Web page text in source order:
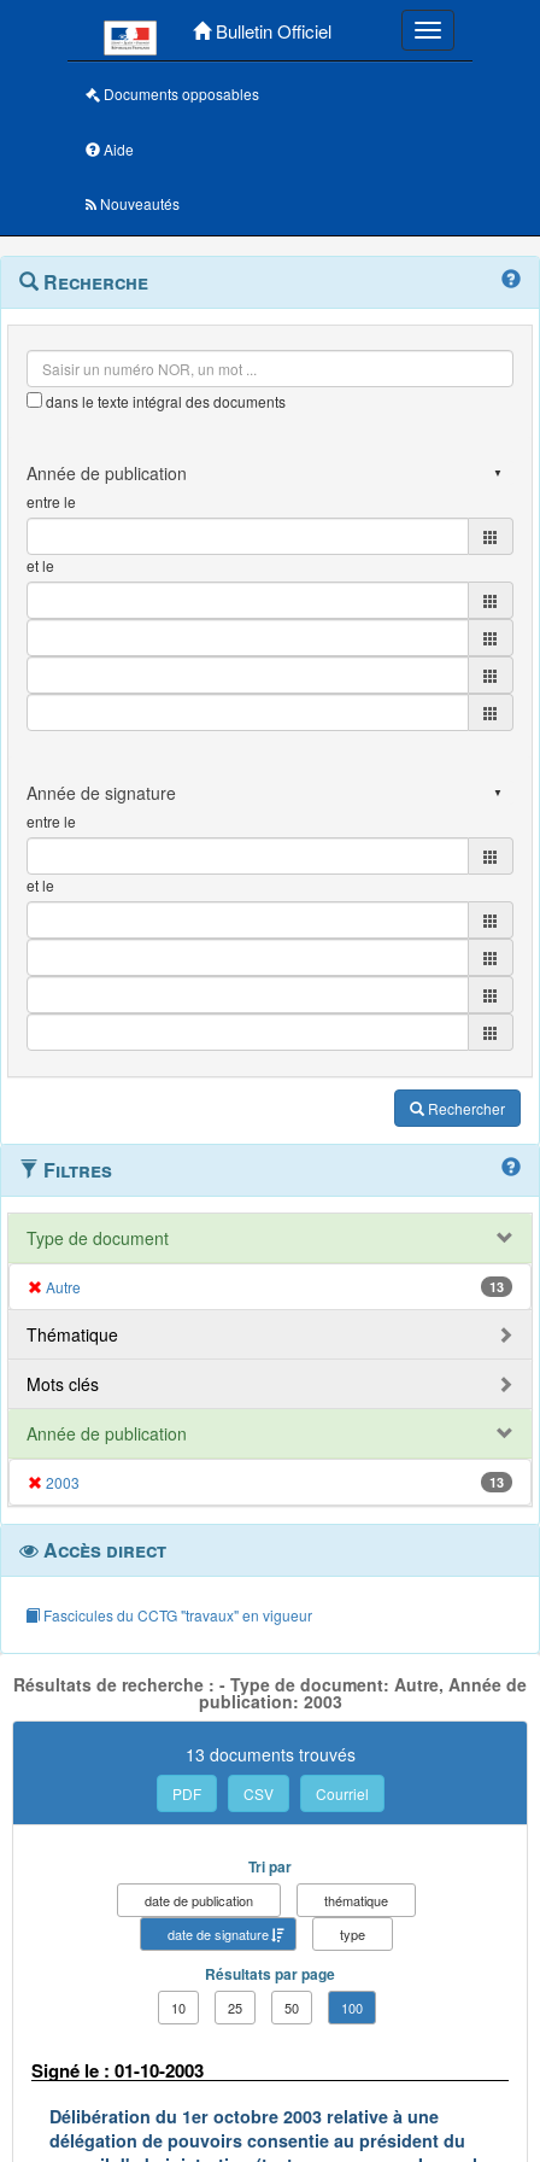
Bulletin Officiel Toggle
Documents opposables
Aide
Nouveautés
Navigation
outils
Menu
contextuel
Recherche
dans le texte intégral des documents
entre le
et le
entre le
et le
Rechercher
Filtres
Type de document
Autre 13
Thématique
Mots clés
Année de publication
2003 13
Accès direct
Fascicules du CCTG "travaux" en vigueur
Résultats de recherche : - Type de document: Autre, Année de
publication: 2003
13 documents trouvés
PDF CSV Courriel
Tri par
date de publication
thématique
date de signature
type
Résultats par page
10 25 50 100
Signé le : 01-10-2003
Délibération du 1er octobre 2003 relative à une
délégation de pouvoirs consentie au président du